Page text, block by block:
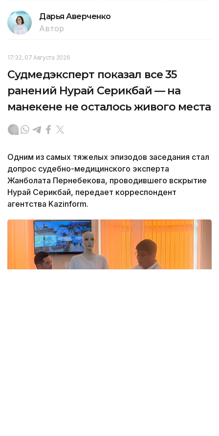
Дарья Аверченко
Автор
17:32, 07 Августа 2026
Судмедэксперт показал все 35
ранений Нурай Серикбай — на
манекене не осталось живого места
Одним из самых тяжелых эпизодов заседания стал
допрос судебно-медицинского эксперта
Жанболата Пернебекова, проводившего вскрытие
Нурай Серикбай, передает корреспондент
агентства Kazinform.